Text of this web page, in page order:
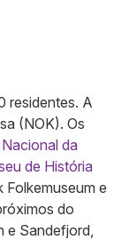
residentes. A
(NOK). Os
da
de História
Folkemuseum e
do
e Sandefjord,